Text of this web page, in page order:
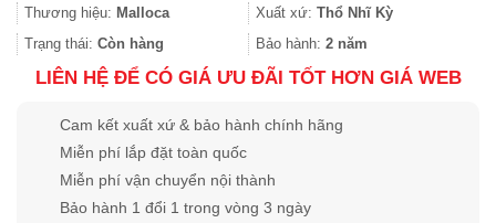
5.830.000 ₫.là:
4.955.500 ₫.
Thương hiệu: Malloca Xuất xứ: Thổ Nhĩ Kỳ
Trạng thái: Còn hàng Bảo hành: 2 năm
LIÊN HỆ ĐỂ CÓ GIÁ ƯU ĐÃI TỐT HƠN GIÁ WEB
Cam kết xuất xứ & bảo hành chính hãng
Miễn phí lắp đặt toàn quốc
Miễn phí vận chuyển nội thành
Bảo hành 1 đổi 1 trong vòng 3 ngày